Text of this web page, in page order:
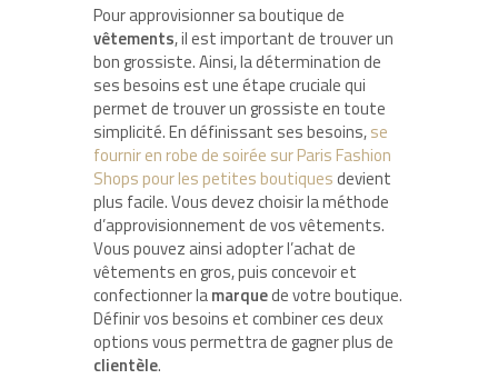
Pour approvisionner sa boutique de
vêtements, il est important de trouver un
bon grossiste. Ainsi, la détermination de
ses besoins est une étape cruciale qui
permet de trouver un grossiste en toute
simplicité. En définissant ses besoins,se
fournir en robe de soirée sur Paris Fashion
Shops pour les petites boutiquesdevient
plus facile. Vous devez choisir la méthode
d’approvisionnement de vos vêtements.
Vous pouvez ainsi adopter l’achat de
vêtements en gros, puis concevoir et
confectionner lamarquede votre boutique.
Définir vos besoins et combiner ces deux
options vous permettra de gagner plus de
clientèle.